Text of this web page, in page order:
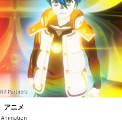
Partners
アニメ
Animation